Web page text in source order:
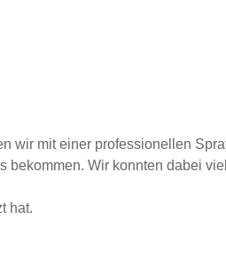
wir mit einer professionellen
bekommen. Wir konnten dabei
hat.